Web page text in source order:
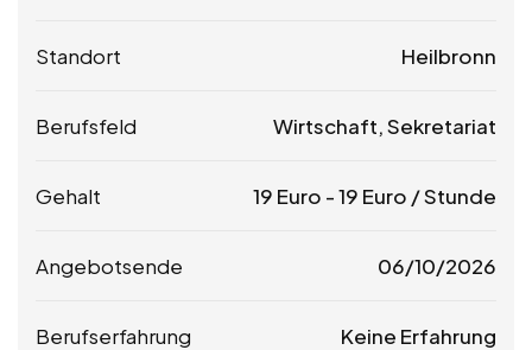
Standort Heilbronn
Berufsfeld Wirtschaft, Sekretariat
Gehalt 19 Euro -19 Euro / Stunde
Angebotsende 06/10/2026
Berufserfahrung Keine Erfahrung